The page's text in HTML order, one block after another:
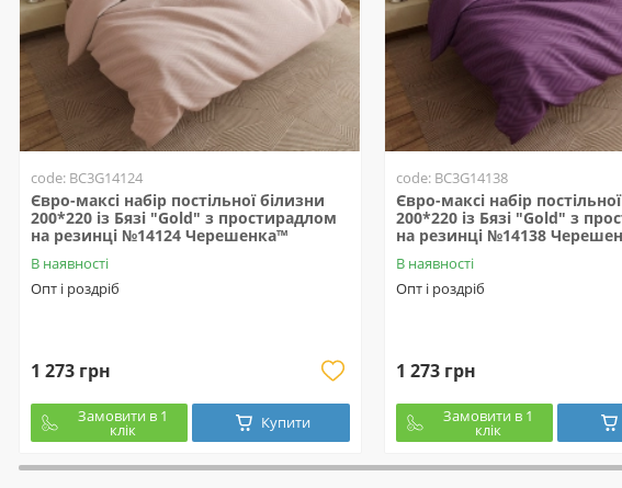
code: BC3G14124
Євро-максі набір постільної білизни
200*220 із Бязі "Gold" з простирадлом
на резинці №14124 Черешенка™
В наявності
Опт і роздріб
1 273 грн
Замовити в 1
клік Купити
code: BC3G14138
Євро-максі набір
200*220 із Бязі "Gold" з
на резинці №14138
В наявності
Опт і роздріб
1 273 грн
Замовити в 1
клік